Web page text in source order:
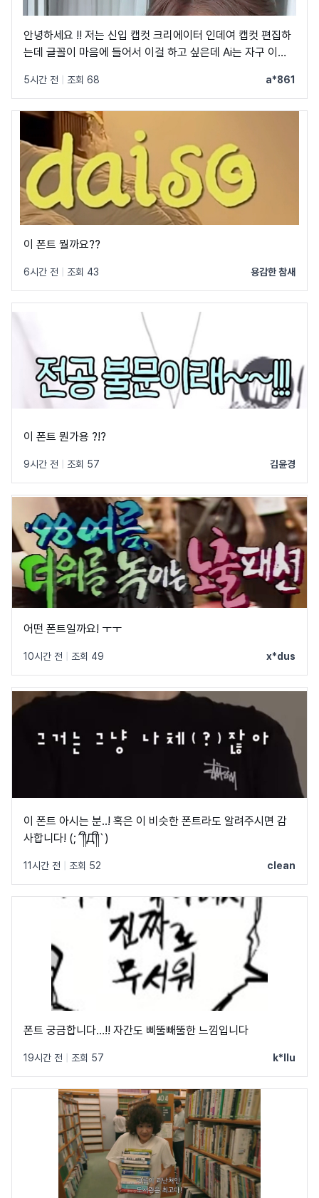
안녕하세요 !! 저는 신입 캡컷 크리에이터 인데여 캡컷 편집하
는데 글꼴이 마음에 들어서 이걸 하고 싶은데 Ai는 자구 이상
이 글꼴 가지고싶어요 ㅠ ㅂ ㅠ
5시간 전 조회 68 a*861
이 폰트 뭘까요??
6시간 전 조회 43 용감한 참새
이 폰트 뭔가용 ?!?
9시간 전 조회 57 김윤경
어떤 폰트일까요! ㅜㅜ
10시간 전 조회 49 x*dus
이 폰트 아시는 분..! 혹은 이 비슷한 폰트라도 알려주시면 감
사합니다! (;´༎ຶД༎ຶ`)
11시간 전 조회 52 clean
폰트 궁금합니다…!! 자간도 삐뚤빼뚤한 느낌입니다
19시간 전 조회 57 k*llu